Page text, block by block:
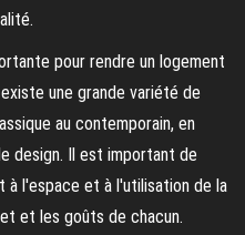
pour rendre un logement
une grande variété de
au contemporain, en
design. Il est important de
à l'espace et à l'utilisation de la
et les goûts de chacun.